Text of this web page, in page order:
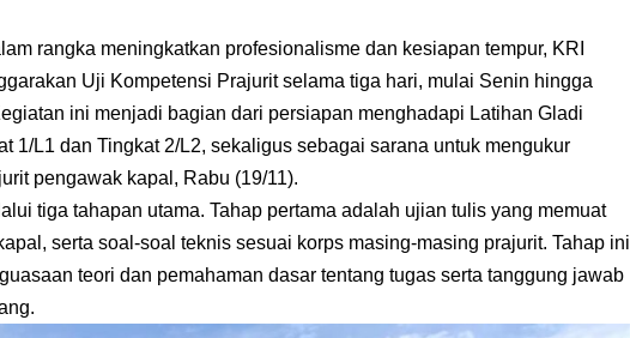
rangka meningkatkan profesionalisme dan kesiapan tempur, KRI
Uji Kompetensi Prajurit selama tiga hari, mulai Senin hingga
ini menjadi bagian dari persiapan menghadapi Latihan Gladi
1/L1 dan Tingkat 2/L2, sekaligus sebagai sarana untuk mengukur
pengawak kapal, Rabu (19/11).
tiga tahapan utama. Tahap pertama adalah ujian tulis yang memuat
serta soal-soal teknis sesuai korps masing-masing prajurit. Tahap ini
teori dan pemahaman dasar tentang tugas serta tanggung jawab